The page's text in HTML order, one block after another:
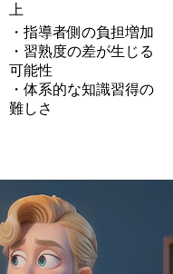
上
・指導者側の負担増加
・習熟度の差が生じる
可能性
・体系的な知識習得の
難しさ